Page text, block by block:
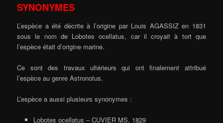
SYNONYMES
L’espèce a été décrite à l’origine par Louis AGASSIZ en 1831
sous le nom de Lobotes ocellatus, car il croyait à tort que
l’espèce était d’origine marine.
Ce sont des travaux ultérieurs qui ont finalement attribué
l’espèce au genre Astronotus.
L’espèce a aussi plusieurs synonymes :
Lobotes ocellatus – CUVIER MS, 1829